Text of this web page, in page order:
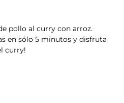
pollo al curry con arroz.
en sólo 5 minutos y disfruta
curry!